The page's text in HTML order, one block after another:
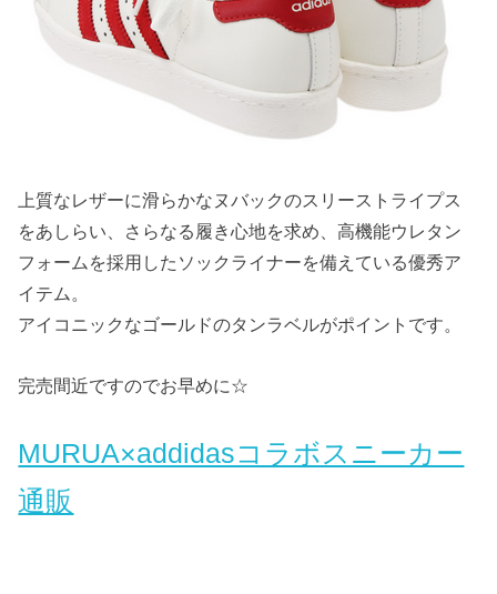
上質なレザーに滑らかなヌバックのスリーストライプス
をあしらい、さらなる履き心地を求め、高機能ウレタン
フォームを採用したソックライナーを備えている優秀ア
イテム。
アイコニックなゴールドのタンラベルがポイントです。
完売間近ですのでお早めに☆
MURUA×addidasコラボスニーカー
通販